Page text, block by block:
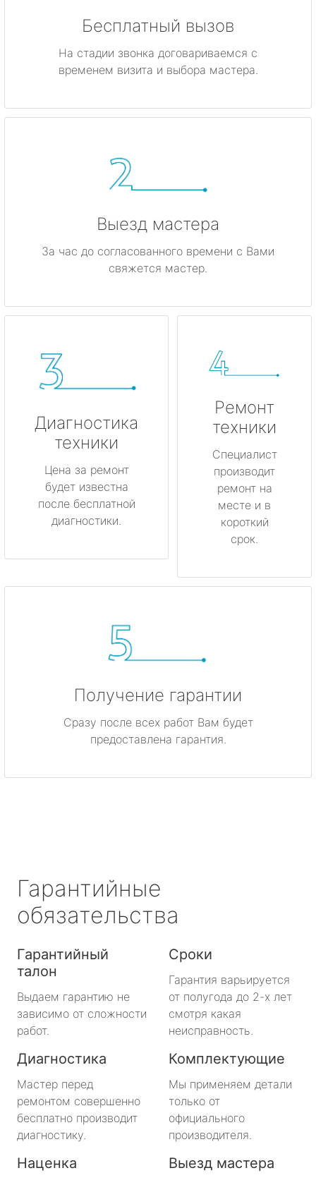
Бесплатный вызов
На стадии звонка договариваемся с
временем визита и выбора мастера.
Выезд мастера
За час до согласованного времени с Вами
свяжется мастер.
Диагностика
техники
Цена за ремонт
будет известна
после бесплатной
диагностики.
Ремонт
техники
Специалист
производит
ремонт на
месте и в
короткий
срок.
Получение гарантии
Сразу после всех работ Вам будет
предоставлена гарантия.
Гарантийные
обязательства
Гарантийный
талон
Выдаем гарантию не
зависимо от сложности
работ.
Сроки
Гарантия варьируется
от полугода до 2-х лет
смотря какая
неисправность.
Диагностика
Мастер перед
ремонтом совершенно
бесплатно производит
диагностику.
Комплектующие
Мы применяем детали
только от
официального
производителя.
Наценка Выезд мастера